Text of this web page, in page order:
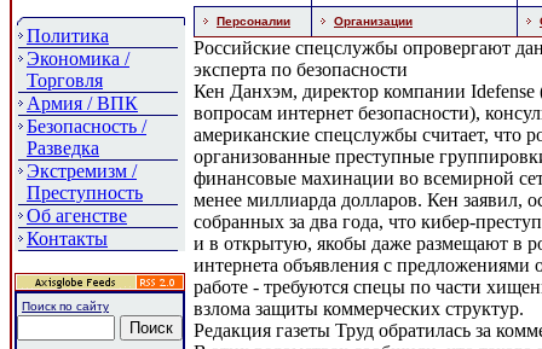
Политика
Экономика /
Торговля
Армия / ВПК
Безопасность /
Разведка
Экстремизм /
Преступность
Об агенстве
Контакты
Поиск по сайту
Персоналии Организации
Российские спецслужбы опровергают
эксперта по безопасности
Кен Данхэм, директор компании Idefense
вопросам интернет безопасности),
американские спецслужбы считает, что
организованные преступные
финансовые махинации во всемирной
менее миллиарда долларов. Кен заявил,
собранных за два года, что кибер-
и в открытую, якобы даже размещают в
интернета объявления с предложениями
работе - требуются спецы по части
взлома защиты коммерческих структур.
Редакция газеты Труд обратилась за